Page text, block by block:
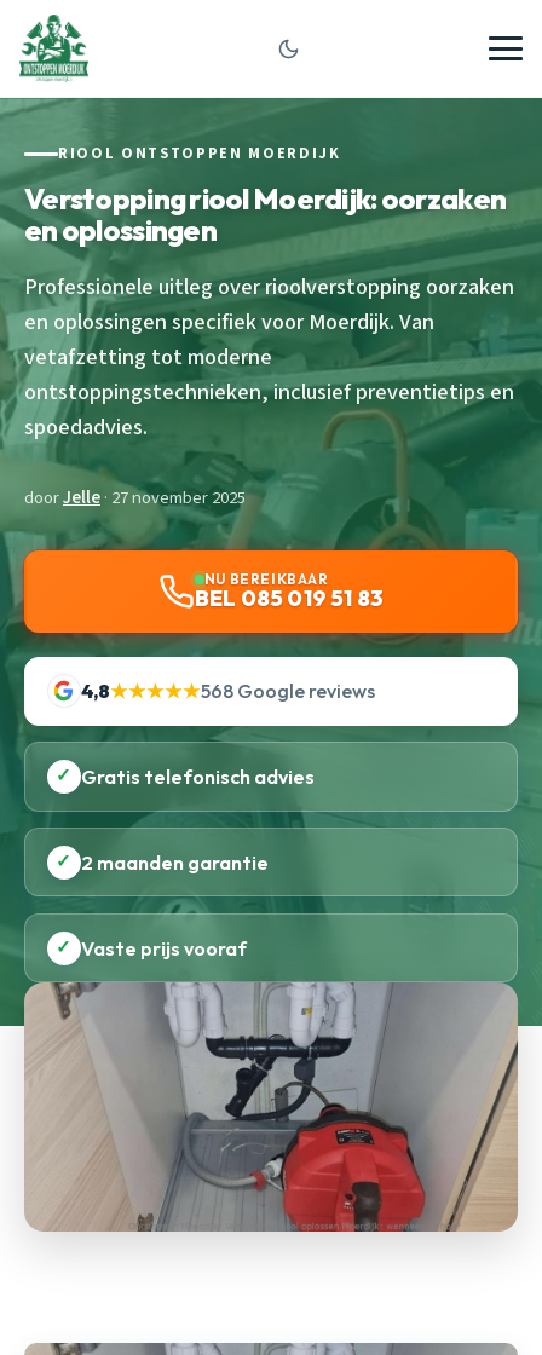
RIOOL ONTSTOPPEN MOERDIJK
Verstopping riool Moerdijk: oorzaken
en oplossingen
Professionele uitleg over rioolverstopping oorzaken
en oplossingen specifiek voor Moerdijk. Van
vetafzetting tot moderne
ontstoppingstechnieken, inclusief preventietips en
spoedadvies.
doorJelle· 27 november 2025
NU BEREIKBAAR
BEL 085 019 51 83
4,8★★★★★568 Google reviews
✓ Gratis telefonisch advies
✓ 2 maanden garantie
✓ Vaste prijs vooraf